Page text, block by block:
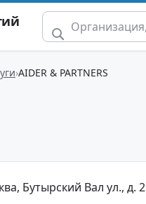
AIDER & PARTNERS
Бутырский Вал ул., д. 2